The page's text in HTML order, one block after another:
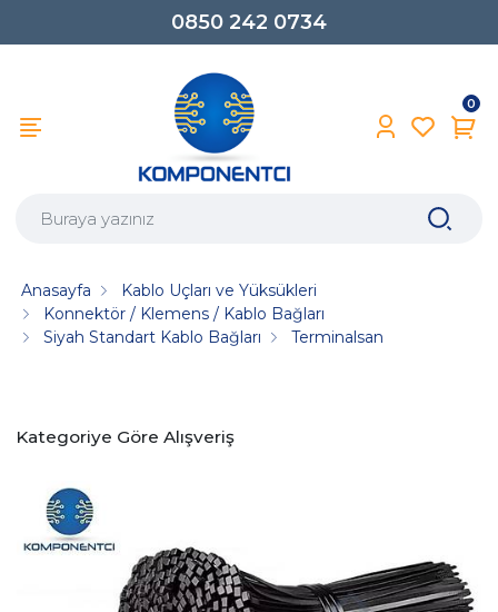
0850 242 0734
0
Anasayfa
Kablo Uçları ve Yüksükleri
Konnektör / Klemens / Kablo Bağları
Siyah Standart Kablo Bağları
Terminalsan
Kategoriye Göre Alışveriş